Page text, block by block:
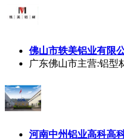
佛山市轶美铝业有限
广东佛山市主营:铝型
河南中州铝业高科高